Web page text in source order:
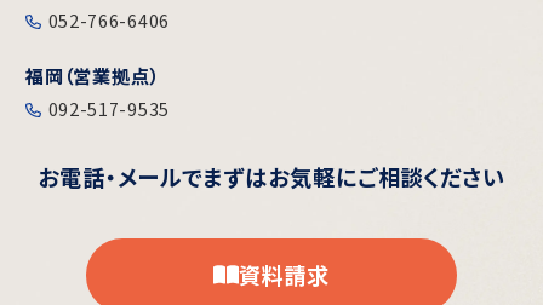
052-766-6406
福岡（営業拠点）
092-517-9535
お電話・メールでまずはお気軽にご相談ください
資料請求